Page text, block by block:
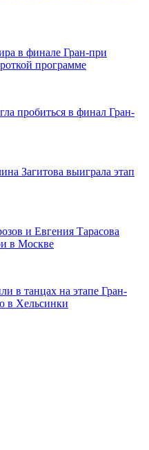
в финале Гран-при
программе
пробиться в финал Гран-
Загитова выиграла этап
и Евгения Тарасова
в Москве
в танцах на этапе Гран-
в Хельсинки